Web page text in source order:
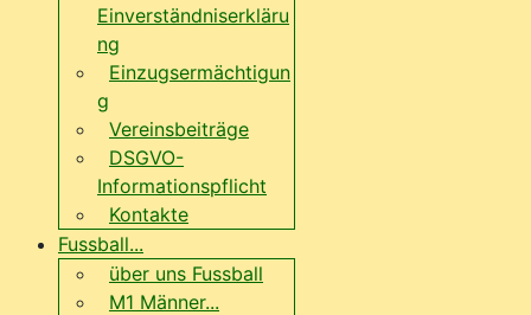
Einverständniserkläru
ng
Einzugsermächtigun
g
Vereinsbeiträge
DSGVO-
Informationspflicht
Kontakte
Fussball...
über uns Fussball
M1 Männer...